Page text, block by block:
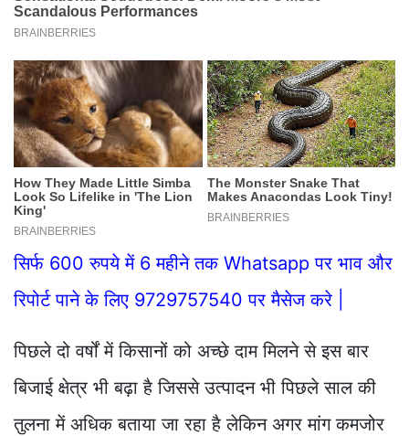
सिर्फ 600 रुपये में 6 महीने तक Whatsapp पर भाव और
रिपोर्ट पाने के लिए 9729757540 पर मैसेज करे |
पिछले दो वर्षों में किसानों को अच्छे दाम मिलने से इस बार
बिजाई क्षेत्र भी बढ़ा है जिससे उत्पादन भी पिछले साल की
तुलना में अधिक बताया जा रहा है लेकिन अगर मांग कमजोर